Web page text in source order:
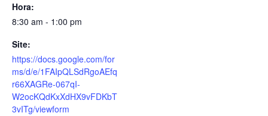
Hora:
8:30 am - 1:00 pm
Site:
https://docs.google.com/for
ms/d/e/1FAIpQLSdRgoAEfq
r66XAGRe-067qI-
W2ocKQdKxXdHX9vFDKbT
3vITg/viewform